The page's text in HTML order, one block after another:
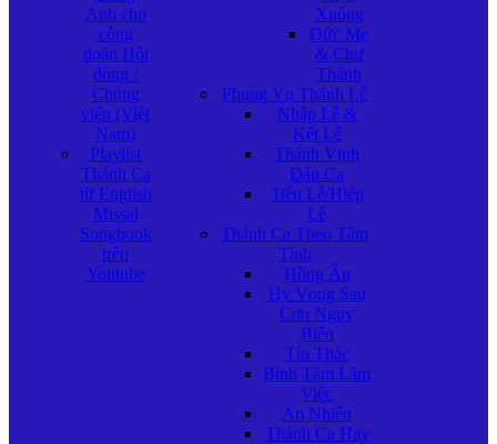
Anh cho
cộng
đoàn Hội
dòng /
Chủng
viện (Việt
Nam)
Playlist
Thánh Ca
từ English
Missal
Songbook
trên
Youtube
Xuống
Đức Mẹ
& Chư
Thánh
Phụng Vụ Thánh Lễ
Nhập Lễ &
Kết Lễ
Thánh Vịnh
Đáp Ca
Tiến Lễ/Hiệp
Lễ
Thánh Ca Theo Tâm
Tình
Hồng Ân
Hy Vọng Sau
Cơn Nguy
Biến
Tín Thác
Bình Tâm Làm
Việc
An Nhiên
Thánh Ca Hay